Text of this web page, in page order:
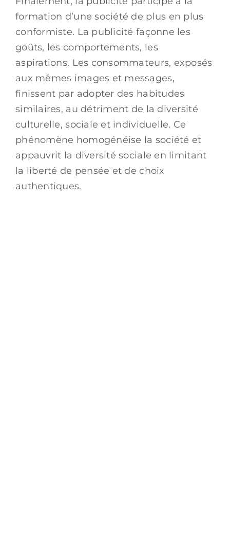
formation d’une société de plus en plus
conformiste. La publicité façonne les
goûts, les comportements, les
aspirations. Les consommateurs, exposés
aux mêmes images et messages,
finissent par adopter des habitudes
similaires, au détriment de la diversité
culturelle, sociale et individuelle. Ce
phénomène homogénéise la société et
appauvrit la diversité sociale en limitant
la liberté de pensée et de choix
authentiques.